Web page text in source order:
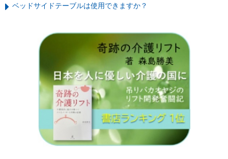
ベッドサイドテーブルは使用できますか？